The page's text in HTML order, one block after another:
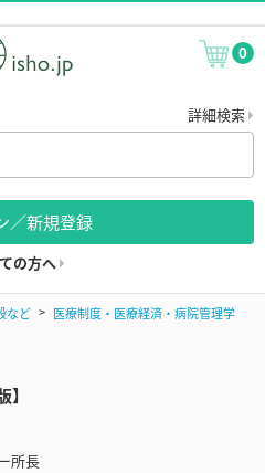
0
詳細検索
／新規登録
の方へ
など
医療制度・医療経済・病院管理学
所長